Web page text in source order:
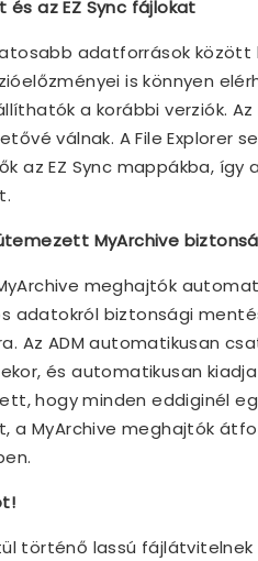
és az EZ Sync fájlokat
adatforrások között
is könnyen
a korábbi verziók.
válnak. A File Explorer
az EZ Sync mappákba, így
MyArchive
meghajtók
biztonsági
Az ADM automatikusan
és automatikusan
hogy minden eddiginél
a MyArchive meghajtók
történő lassú